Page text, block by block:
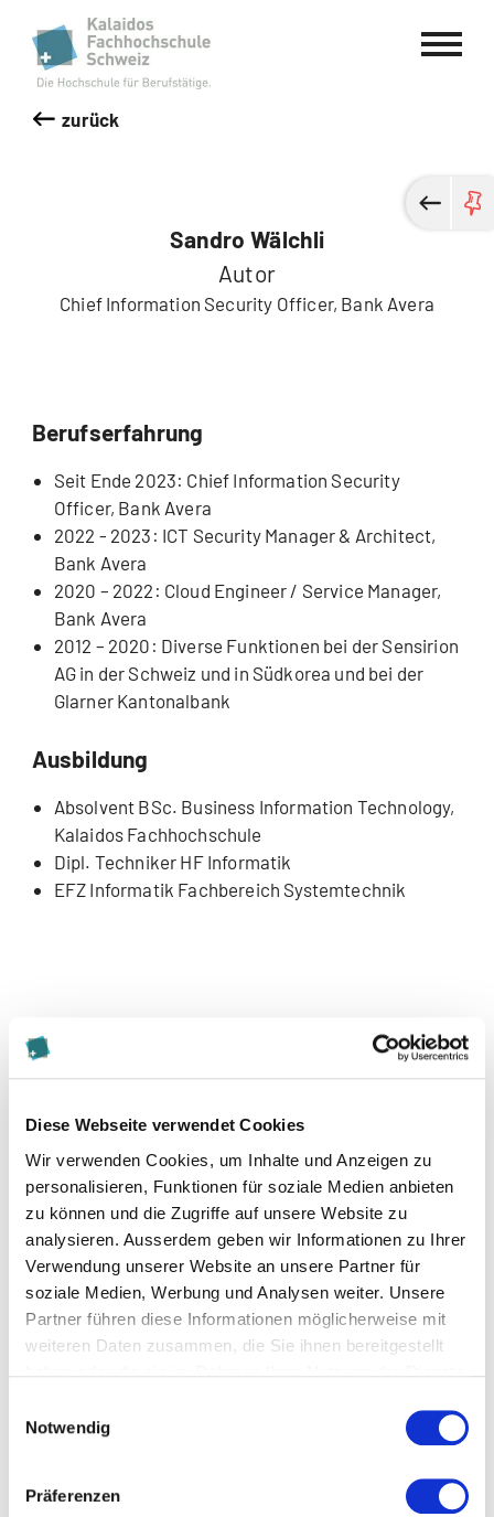
Diese Webseite verwendet Cookies
Wir verwenden Cookies, um Inhalte und Anzeigen zu
personalisieren, Funktionen für soziale Medien anbieten
zu können und die Zugriffe auf unsere Website zu
analysieren. Ausserdem geben wir Informationen zu Ihrer
Verwendung unserer Website an unsere Partner für
soziale Medien, Werbung und Analysen weiter. Unsere
Partner führen diese Informationen möglicherweise mit
weiteren Daten zusammen, die Sie ihnen bereitgestellt
Notwendig
Präferenzen
Kalaidos Fachhochschule Schweiz
zurück
Sandro Wälchli
Autor
Chief Information Security Officer, Bank Avera
Berufserfahrung
Seit Ende 2023: Chief Information Security
Officer, Bank Avera
2022 - 2023: ICT Security Manager & Architect,
Bank Avera
2020 – 2022: Cloud Engineer / Service Manager,
Bank Avera
2012 – 2020: Diverse Funktionen bei der Sensirion
AG in der Schweiz und in Südkorea und bei der
Glarner Kantonalbank
Ausbildung
Absolvent BSc. Business Information Technology,
Kalaidos Fachhochschule
Dipl. Techniker HF Informatik
EFZ Informatik Fachbereich Systemtechnik
Kontakt
sandro.waelchli@gmail.com
Zur Merkliste hinzufügen
Cyber Security
Digitalisierung